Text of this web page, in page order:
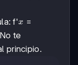
f'x
x =
te
principio.